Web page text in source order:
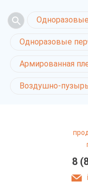
Одноразовые
Армированная
Воздушно-
8